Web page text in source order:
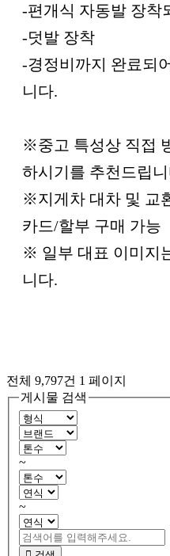
-편개식 자동발 장착
-덧발 장착
-경정비까지 완료되
니다.
※중고 특성상 직접
하시기를 추천드립
※지게차 대차 및 교
카드/할부 구매 가능
※ 일부 대표 이미지
니다.
전체 9,797건 1 페이지
게시물 검색
~
~